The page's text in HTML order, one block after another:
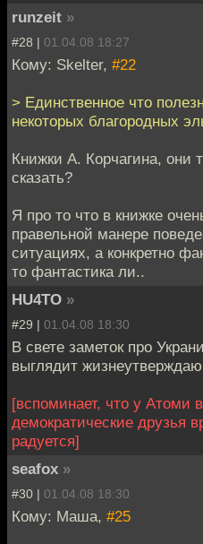
runzeit »
#28 | 01.04.08 18:27
Кому: Skelter, #22
> Единственное что
некоторых благородных
Книжки А. Корчагина, они
сказать?
Я про то что в книжке
правельной манере
ситуациях, а конкретно
то фантастика ли..
HU4TO »
#29 | 01.04.08 18:30
В свете заметок про
выглядит
[вспоминает, что у Атоми
демократические друзья
радуется]
seafox »
#30 | 01.04.08 18:30
Кому: Маша, #25